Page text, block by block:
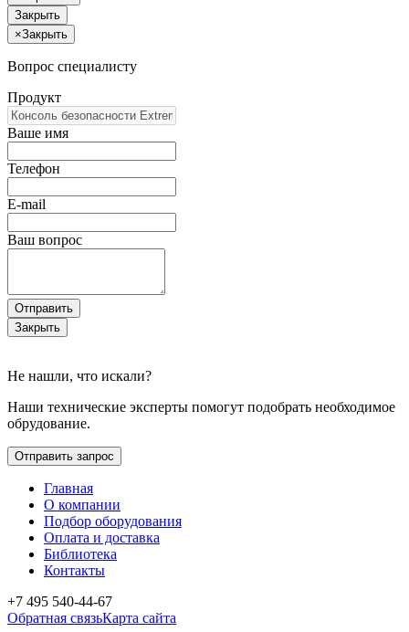
Закрыть
×Закрыть
Вопрос специалисту
Продукт
Ваше имя
Телефон
E-mail
Ваш вопрос
Отправить
Закрыть
Не нашли, что искали?
Наши технические эксперты помогут подобрать необходимое
обрудование.
Отправить запрос
Главная
О компании
Подбор оборудования
Оплата и доставка
Библиотека
Контакты
+7 495 540-44-67
Обратная связьКарта сайта